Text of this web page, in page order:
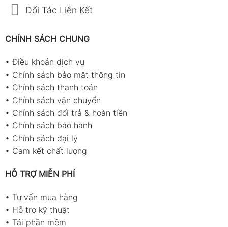
Đối Tác Liên Kết
CHÍNH SÁCH CHUNG
•Điều khoản dịch vụ
• Chính sách bảo mật thông tin
• Chính sách thanh toán
• Chính sách vận chuyển
• Chính sách đổi trả & hoàn tiền
• Chính sách bảo hành
• Chính sách đại lý
• Cam kết chất lượng
HỖ TRỢ MIỄN PHÍ
• Tư vấn mua hàng
• Hỗ trợ kỹ thuật
• Tải phần mềm